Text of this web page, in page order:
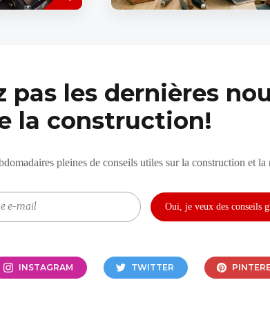
fortes pénuries de main-
pas les dernières
la construction!
pleines de conseils utiles sur la construction et la
INSTAGRAM TWITTER